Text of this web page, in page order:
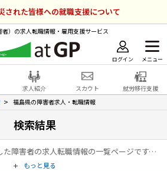
された皆様への就職支援について
者）の求人転職情報・雇用支援サービス
ログイン メニュー
求人紹介 スカウト
就労移行支援
福島県の障害者求人・転職情報
検索結果
「福島県」の条件で検索した障害者の求人転職情報の一覧ページです。アットジーピー（atGP）は、障害者の求人情報・障害者専門の転職支援サービス（エージェント）・就労移行支援事業所など、雇用に関する様々なサービスを展開している障害者の「働く」をトータルでサポートするサービスです。
もっと見る
雇用のアットジーピー
スラインナップ
サービス
会員登録 無料